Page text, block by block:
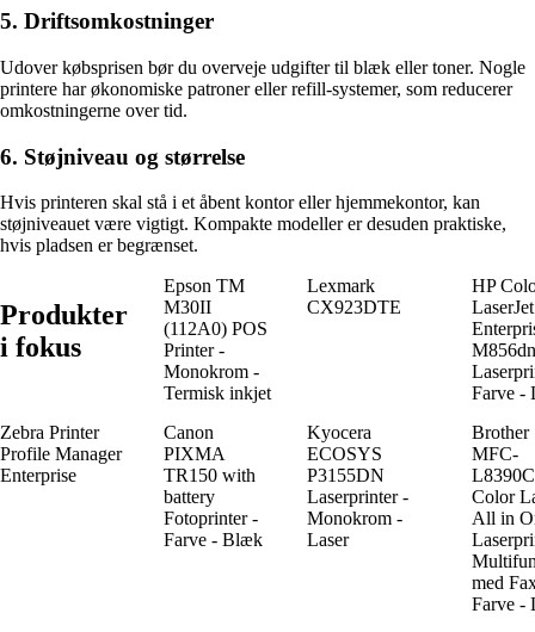
5. Driftsomkostninger
Udover købsprisen bør du overveje udgifter til blæk eller toner. Nogle
printere har økonomiske patroner eller refill-systemer, som reducerer
omkostningerne over tid.
6. Støjniveau og størrelse
Hvis printeren skal stå i et åbent kontor eller hjemmekontor, kan
støjniveauet være vigtigt. Kompakte modeller er desuden praktiske,
hvis pladsen er begrænset.
Produkter
i fokus
Epson TM
M30II
(112A0) POS
Printer -
Monokrom -
Termisk inkjet
Lexmark
CX923DTE
HP
LaserJet
M856dn
Farve -
Zebra Printer
Profile Manager
Enterprise
Canon
PIXMA
TR150 with
battery
Fotoprinter -
Farve - Blæk
Kyocera
ECOSYS
P3155DN
Laserprinter -
Monokrom -
Laser
Brother
MFC-
Color
All in
med
Farve -